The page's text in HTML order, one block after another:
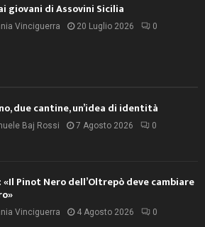
giovani di Assovini Sicilia
Vinciguerra 20 Luglio 2026 0
due cantine, un’idea di identità
Baj Rossi 7 Agosto 2026 0
Pinot Nero dell’Oltrepò deve cambiare
Vinciguerra 4 Agosto 2026 0